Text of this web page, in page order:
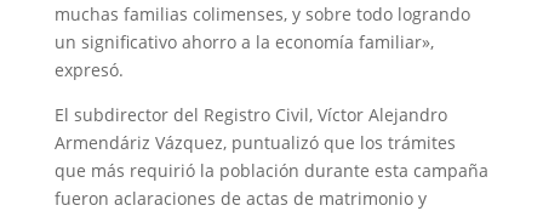
muchas familias colimenses, y sobre todo logrando
un significativo ahorro a la economía familiar»,
expresó.
El subdirector del Registro Civil, Víctor Alejandro
Armendáriz Vázquez, puntualizó que los trámites
que más requirió la población durante esta campaña
fueron aclaraciones de actas de matrimonio y